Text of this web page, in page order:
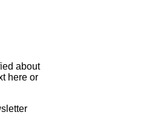
about
here or